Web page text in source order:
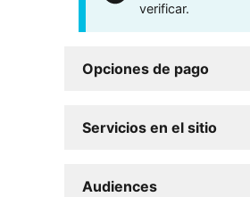
verificar.
Opciones de pago
Servicios en el sitio
Audiences